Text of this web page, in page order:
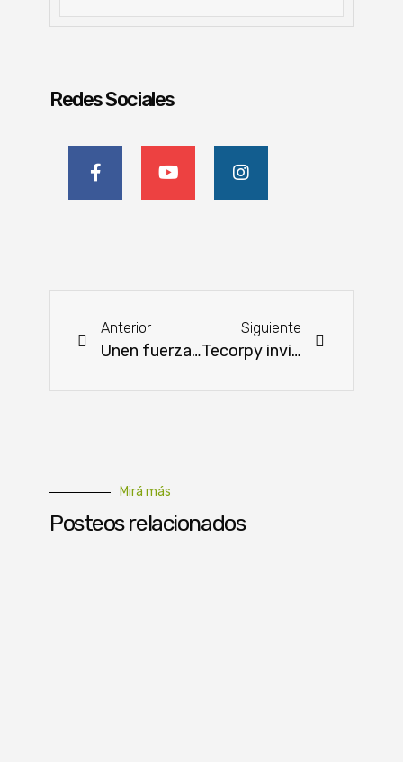
Redes Sociales
Anterior
Unen fuerzas para impulsar ratificación del acuerdo Mercosur–UE
Siguiente
Tecorpy invita a su jornada de puertas abiertas: Un evento imperdible para el sector agropecuario
Mirá más
Posteos relacionados